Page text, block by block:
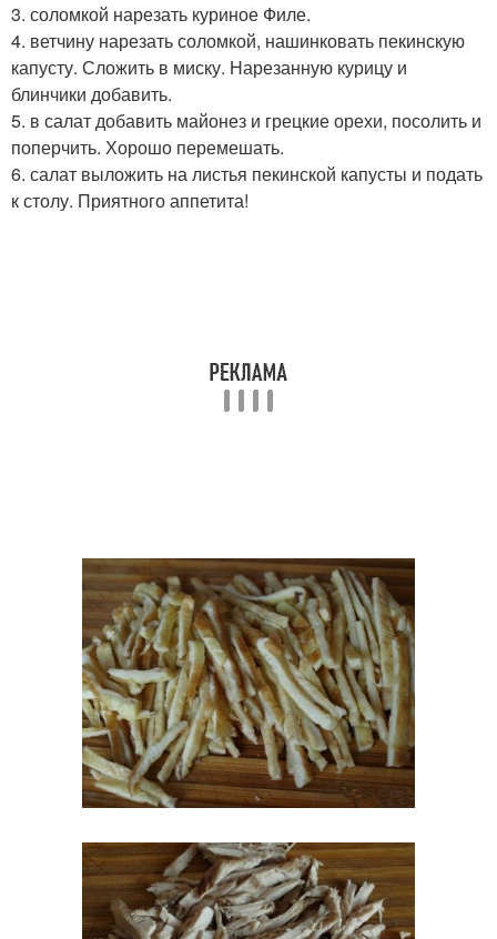
3. соломкой нарезать куриное Филе.
4. ветчину нарезать соломкой, нашинковать пекинскую
капусту. Сложить в миску. Нарезанную курицу и
блинчики добавить.
5. в салат добавить майонез и грецкие орехи, посолить и
поперчить. Хорошо перемешать.
6. салат выложить на листья пекинской капусты и подать
к столу. Приятного аппетита!